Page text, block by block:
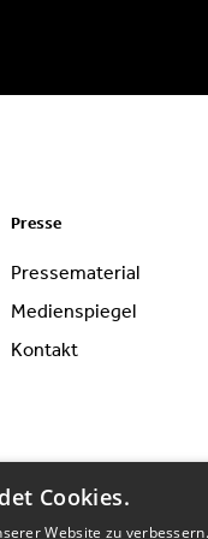
Presse
Pressematerial
Medienspiegel
Kontakt
Cookies.
Website zu